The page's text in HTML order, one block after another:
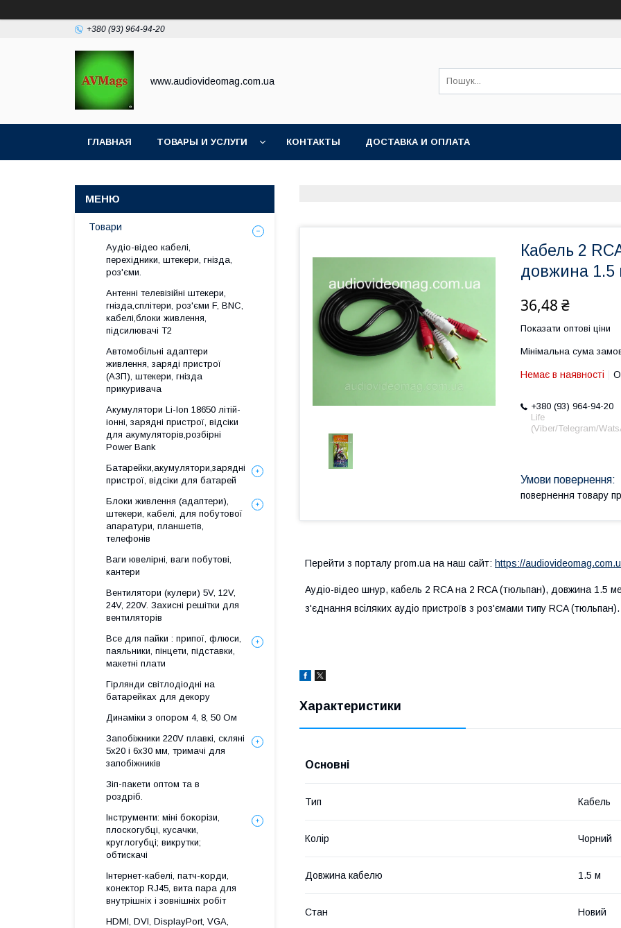
+380 (93) 964-94-20
www.audiovideomag.com.ua
ГЛАВНАЯ ТОВАРЫ И УСЛУГИ КОНТАКТЫ ДОСТАВКА И ОПЛАТА
Кабель 2
довжина 1.5
36,48 ₴
Показати оптові ціни
Мінімальна сума
Немає в наявності
+380 (93) 964-94-20
Life
(Viber/Telegram/
повернення товару
Перейти з порталу prom.ua на наш сайт: https://
Аудіо-відео шнур, кабель 2 RCA на 2 RCA (тюльпан), довжина 1.5
з'єднання всіляких аудіо пристроїв з роз'ємами типу RCA (тюльпан).
Характеристики
Основні
Тип Кабель
Колір Чорний
Довжина кабелю 1.5 м
Стан Новий
Товари
Аудіо-відео кабелі,
перехідники, штекери, гнізда,
роз'єми.
Антенні телевізійні штекери,
гнізда,сплітери, роз'єми F, BNC,
кабелі,блоки живлення,
підсилювачі Т2
Автомобільні адаптери
живлення, заряді пристрої
(АЗП), штекери, гнізда
прикуривача
Акумулятори Li-Ion 18650 літій-
іонні, зарядні пристрої, відсіки
для акумуляторів,розбірні
Power Bank
Батарейки,акумулятори,зарядні
пристрої, відсіки для батарей
Блоки живлення (адаптери),
штекери, кабелі, для побутової
апаратури, планшетів,
телефонів
Ваги ювелірні, ваги побутові,
кантери
Вентилятори (кулери) 5V, 12V,
24V, 220V. Захисні решітки для
вентиляторів
Все для пайки : припої, флюси,
паяльники, пінцети, підставки,
макетні плати
Гірлянди світлодіодні на
батарейках для декору
Динаміки з опором 4, 8, 50 Ом
Запобіжники 220V плавкі, скляні
5x20 і 6х30 мм, тримачі для
запобіжників
Зіп-пакети оптом та в
роздріб.
Інструменти: міні бокорізи,
плоскогубці, кусачки,
круглогубці; викрутки;
обтискачі
Інтернет-кабелі, патч-корди,
конектор RJ45, вита пара для
внутрішніх і зовнішніх робіт
HDMI, DVI, DisplayPort, VGA,